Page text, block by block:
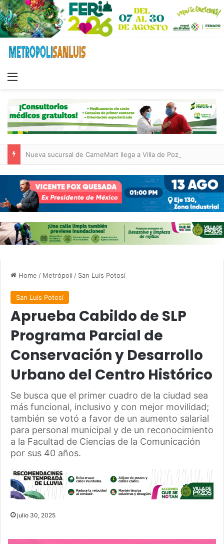
Home / Metrópoli / San Luis Potosí
San Luis Potosí
Aprueba Cabildo de SLP
Programa Parcial de
Conservación y Desarrollo
Urbano del Centro Histórico
Se busca que el primer cuadro de la ciudad sea
más funcional, inclusivo y con mejor movilidad;
también se votó a favor de un aumento salarial
para personal municipal y de un reconocimiento
a la Facultad de Ciencias de la Comunicación
por sus 40 años.
julio 30, 2025